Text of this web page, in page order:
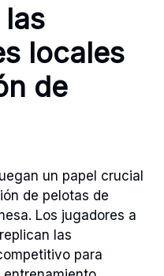
locales
de
un papel crucial
de pelotas de
Los jugadores a
las
para